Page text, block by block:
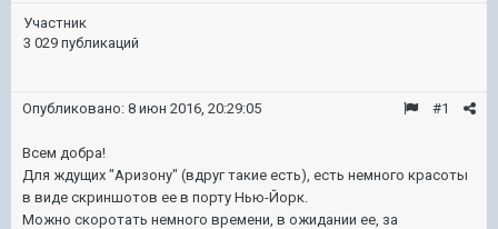
Участник
3 029 публикаций
#1
Опубликовано: 8 июн 2016, 20:29:05
Всем добра!
Для ждущих "Аризону" (вдруг такие есть), есть немного красоты
в виде скриншотов ее в порту Нью-Йорк.
Можно скоротать немного времени, в ожидании ее, за